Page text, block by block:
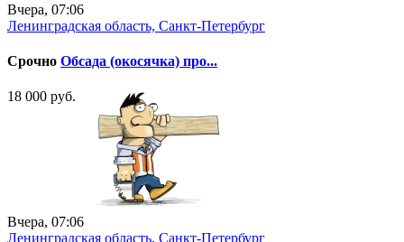
Вчера, 07:06
Ленинградская область, Санкт-Петербург
Срочно Обсада (окосячка) про...
18 000 руб.
Вчера, 07:06
Ленинградская область, Санкт-Петербург